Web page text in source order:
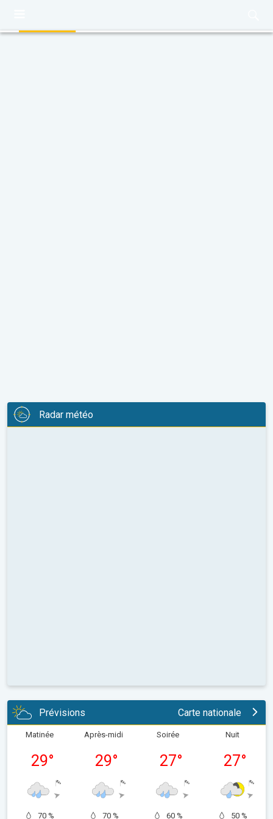
Radar météo
Prévisions Carte nationale
Matinée
29°
70 %
Après-midi
29°
70 %
Soirée
27°
60 %
Nuit
27°
50 %